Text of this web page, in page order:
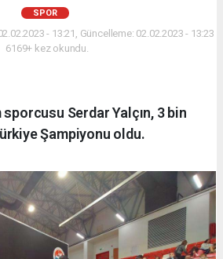
SPOR
- 13:21, Güncelleme: 02.02.2023 - 13:23
6169+ kez okundu.
Serdar Yalçın, 3 bin
Şampiyonu oldu.